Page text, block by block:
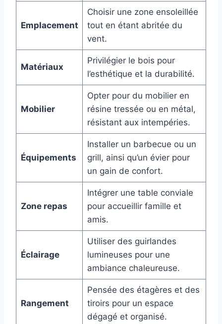
Emplacement
Choisir une zone ensoleillée
tout en étant abritée du
vent.
Matériaux
Privilégier le bois pour
l’esthétique et la durabilité.
Mobilier
Opter pour du mobilier en
résine tressée ou en métal,
résistant aux intempéries.
Équipements
Installer un barbecue ou un
grill, ainsi qu’un évier pour
un gain de confort.
Zone repas
Intégrer une table conviale
pour accueillir famille et
amis.
Éclairage
Utiliser des guirlandes
lumineuses pour une
ambiance chaleureuse.
Rangement
Pensée des étagères et des
tiroirs pour un espace
dégagé et organisé.